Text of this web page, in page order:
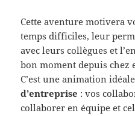
Cette aventure motivera
temps difficiles, leur
avec leurs collègues et
bon moment depuis
C’est une animation
d’entreprise : vos
collaborer en équipe et